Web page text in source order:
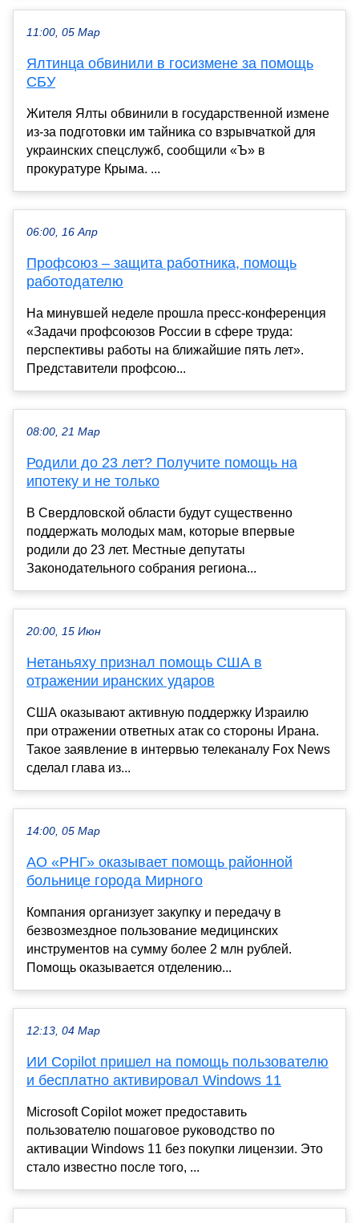
11:00, 05 Мар
Ялтинца обвинили в госизмене за помощь
СБУ
Жителя Ялты обвинили в государственной измене
из-за подготовки им тайника со взрывчаткой для
украинских спецслужб, сообщили «Ъ» в
прокуратуре Крыма. ...
06:00, 16 Апр
Профсоюз – защита работника, помощь
работодателю
На минувшей неделе прошла пресс-конференция
«Задачи профсоюзов России в сфере труда:
перспективы работы на ближайшие пять лет».
Представители профсою...
08:00, 21 Мар
Родили до 23 лет? Получите помощь на
ипотеку и не только
В Свердловской области будут существенно
поддержать молодых мам, которые впервые
родили до 23 лет. Местные депутаты
Законодательного собрания региона...
20:00, 15 Июн
Нетаньяху признал помощь США в
отражении иранских ударов
США оказывают активную поддержку Израилю
при отражении ответных атак со стороны Ирана.
Такое заявление в интервью телеканалу Fox News
сделал глава из...
14:00, 05 Мар
АО «РНГ» оказывает помощь районной
больнице города Мирного
Компания организует закупку и передачу в
безвозмездное пользование медицинских
инструментов на сумму более 2 млн рублей.
Помощь оказывается отделению...
12:13, 04 Мар
ИИ Copilot пришел на помощь пользователю
и бесплатно активировал Windows 11
Microsoft Copilot может предоставить
пользователю пошаговое руководство по
активации Windows 11 без покупки лицензии. Это
стало известно после того, ...